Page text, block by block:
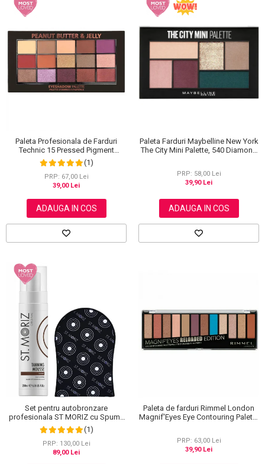
Paleta Profesionala de Farduri
Technic 15 Pressed Pigment
Palette, Peanut Butter & Jelly, 15
Culori, 30 g
(1)
PRP: 67,00 Lei
39,00 Lei
ADAUGA IN COS
Paleta Farduri Maybelline New York
The City Mini Palette, 540 Diamond
PRP: 58,00 Lei
39,90 Lei
ADAUGA IN COS
Set pentru autobronzare
profesionala ST MORIZ cu Spuma
Dark Fast Drying si Manusa Velvet
Tanning Mitt
(1)
PRP: 130,00 Lei
89,00 Lei
Paleta de farduri Rimmel London
Magnif'Eyes Eye Contouring Palette
PRP: 63,00 Lei
39,90 Lei